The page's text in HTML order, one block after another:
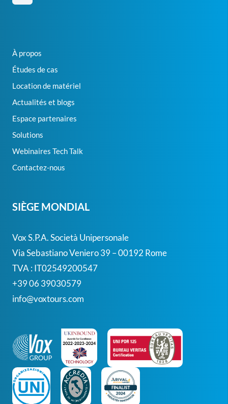
À propos
Études de cas
Location de matériel
Actualités et blogs
Espace partenaires
Solutions
Webinaires Tech Talk
Contactez-nous
SIÈGE MONDIAL
Vox S.p.A. Società Unipersonale
Via Sebastiano Veniero 39 – 00192 Rome
TVA : IT02549200547
+39 06 39030579
info@voxtours.com